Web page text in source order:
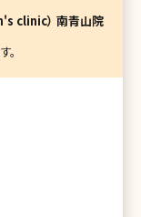
clinic） 南青山院
。